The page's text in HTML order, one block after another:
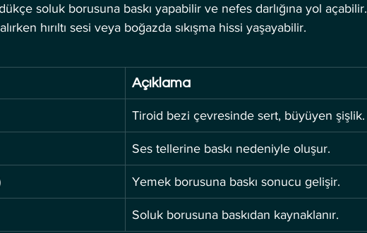
soluk borusuna baskı yapabilir ve nefes darlığına yol açabilir.
hırıltı sesi veya boğazda sıkışma hissi yaşayabilir.
Açıklama
Tiroid bezi çevresinde sert, büyüyen şişlik.
Ses tellerine baskı nedeniyle oluşur.
Yemek borusuna baskı sonucu gelişir.
Soluk borusuna baskıdan kaynaklanır.